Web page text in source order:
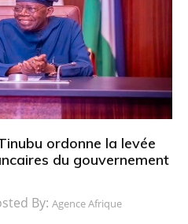
ordonne la levée
du gouvernement
By: Agence Afrique